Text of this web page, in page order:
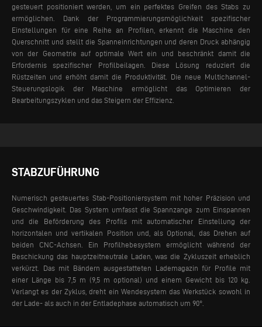
gesteuert positioniert werden, um ein perfektes Greifen des Stabs zu
ermöglichen. Dank der Programmierungsmöglichkeit spezifischer
Einstellungen für eine Reihe an Profilen, erkennt die Maschine den
Querschnitt und stellt die Spanneinrichtungen und deren Druck abhängig
von der Geometrie auf optimale Wert ein und beschränkt damit die
Erfordernis spezifischer Profilbeilagen. Diese Lösung reduziert die
Rüstzeiten und erhöht damit die Produktivität.
Die neue Multichannel-
Steuerungslogik der Maschine ermöglicht das Optimieren der
Bearbeitungszyklen und das Steigern der Effizienz.
STABZUFÜHRUNG
Numerisch gesteuertes Stab-Positioniersystem mit hoher Präzision und
Geschwindigkeit. Das System umfasst die Spannzange zum Einspannen
und die Beförderung des Profils mit automatischer Einstellung der
horizontalen und vertikalen Position und, als Optional, das Drehen auf
beiden CNC-Achsen. Ein Profilhebesystem ermöglicht während der
Beschickung das hauptzeitneutrale Laden, was die Zykluszeit erheblich
verkürzt. Das mit Bändern ausgestatteten Lademagazin für Profile mit
einer Länge bis 7,5 m (9,5 m optional) und einem Gewicht bis 120 kg.
Verlangt es der Zyklus, dreht ein Wendesystem das Werkstück sowohl in
der Lade- als auch in der Entladephase automatisch um 90°.